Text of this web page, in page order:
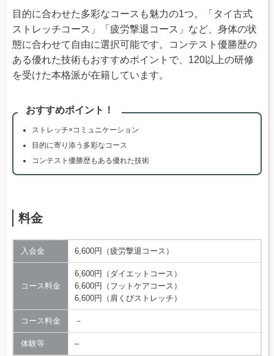
目的に合わせた多彩なコースも魅力の1つ。「タイ古式
ストレッチコース」「疲労撃退コース」など、身体の状
態に合わせて自由に選択可能です。コンテスト優勝歴の
ある優れた技術もおすすめポイントで、120以上の研修
を受けた本格派が在籍しています。
おすすめポイント！
ストレッチ×コミュニケーション
目的に寄り添う多彩なコース
コンテスト優勝歴もある優れた技術
料金
入会金 6,600円（疲労撃退コース）
コース料金
6,600円（ダイエットコース）
6,600円（フットケアコース）
6,600円（肩くびストレッチ）
コース料金 －
体験等 –